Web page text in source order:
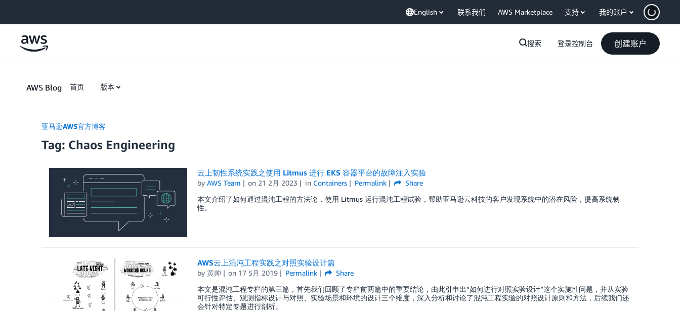
English 联系我们 AWS Marketplace 支持 我的账户
搜索 登录控制台 创建账户
AWS Blog 首页 版本
亚马逊AWS官方博客
Tag: Chaos Engineering
云上韧性系统实践之使用 Litmus 进行 EKS 容器平台的故障注入实验
by AWS Team on 21 2月 2023 in Containers Permalink
Share
本文介绍了如何通过混沌工程的方法论，使用 Litmus 运行混沌工程试验，帮助亚马逊云科技的客户发现系统中的潜在风险，提高系统韧
性。
AWS云上混沌工程实践之对照实验设计篇
by 黄帅 on 17 5月 2019 Permalink
Share
本文是混沌工程专栏的第三篇，首先我们回顾了专栏前两篇中的重要结论，由此引申出“如何进行对照实验设计”这个实施性问题，并从实验
可行性评估、观测指标设计与对照、实验场景和环境的设计三个维度，深入分析和讨论了混沌工程实验的对照设计原则和方法，后续我们还
会针对特定专题进行剖析。